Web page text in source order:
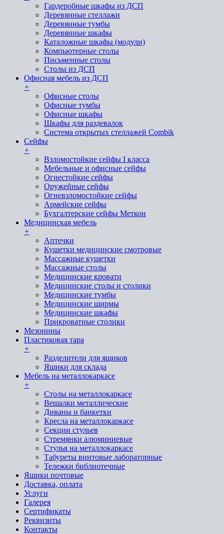
Гардеробные шкафы из ДСП
Деревянные стеллажи
Деревянные тумбы
Деревянные шкафы
Каталожные шкафы (модули)
Компьютерные столы
Письменные столы
Столы из ДСП
Офисная мебель из ДСП
+
Офисные столы
Офисные тумбы
Офисные шкафы
Шкафы для раздевалок
Система открытых стеллажей Combik
Сейфы
+
Взломостойкие сейфы I класса
Мебельные и офисные сейфы
Огнестойкие сейфы
Оружейные сейфы
Огневзломостойкие сейфы
Армейские сейфы
Бухгалтерские сейфы Меткон
Медицинская мебель
+
Аптечки
Кушетки медицинские смотровые
Массажные кушетки
Массажные столы
Медицинские кровати
Медицинские столы и столики
Медицинские тумбы
Медицинские ширмы
Медицинские шкафы
Прикроватные столики
Мезонины
Пластиковая тара
+
Разделители для ящиков
Ящики для склада
Мебель на металлокаркасе
+
Cтолы на металлокаркасе
Вешалки металлические
Диваны и банкетки
Кресла на металлокаркасе
Секции стульев
Стремянки алюминиевые
Стулья на металлокаркасе
Табуреты винтовые лабораторные
Тележки библиотечные
Ящики почтовые
Доставка, оплата
Услуги
Галерея
Сертификаты
Реквизиты
Контакты